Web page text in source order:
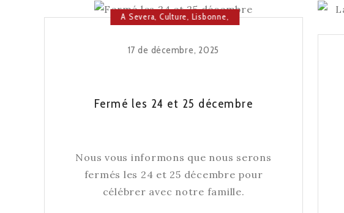
DATE
LA
PLUS
A Severa,Culture, Lisbonne,
17 de décembre, 2025
Fermé les 24 et 25 décembre
Nous vous informons que nous serons
fermés les 24 et 25 décembre pour
célébrer avec notre famille.